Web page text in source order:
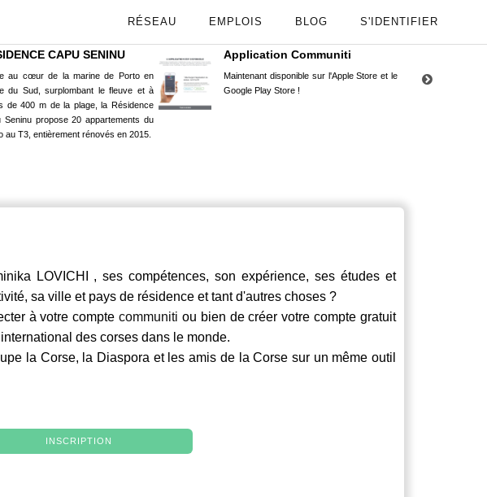
RÉSEAU EMPLOIS BLOG S'IDENTIFIER
CAPU SENINU
au cœur de la marine de Porto en
du Sud, surplombant le fleuve et à
de 400 m de la plage, la Résidence
Seninu propose 20 appartements du
au T3, entièrement rénovés en 2015.
Application Communiti
Maintenant disponible sur l'Apple Store et le
Google Play Store !
LOVICHI , ses compétences, son expérience, ses études et
sa ville et pays de résidence et tant d'autres choses ?
à votre comptecommuniti ou bien de créer votre compte gratuit
des corses dans le monde.
la Corse, la Diaspora et les amis de la Corse sur un même outil
INSCRIPTION